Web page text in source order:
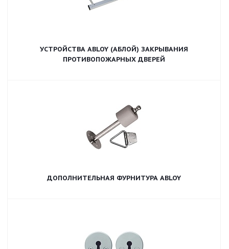
УСТРОЙСТВА ABLOY (АБЛОЙ) ЗАКРЫВАНИЯ
ПРОТИВОПОЖАРНЫХ ДВЕРЕЙ
ДОПОЛНИТЕЛЬНАЯ ФУРНИТУРА ABLOY